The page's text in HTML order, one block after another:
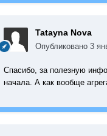
Tatayna Nova
Опубликовано 3
Спасибо, за полезную
начала. А как вообще